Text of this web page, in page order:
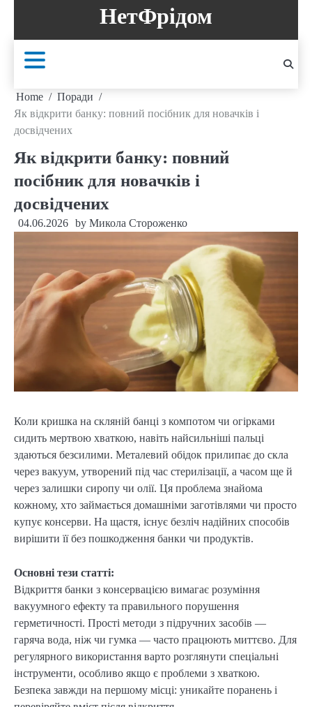
content
НетФрідом
Home
Поради
Як відкрити банку: повний посібник для новачків і
досвідчених
Як відкрити банку: повний
посібник для новачків і
досвідчених
04.06.2026 by Микола Стороженко
Коли кришка на скляній банці з компотом чи огірками
сидить мертвою хваткою, навіть найсильніші пальці
здаються безсилими. Металевий обідок прилипає до скла
через вакуум, утворений під час стерилізації, а часом ще й
через залишки сиропу чи олії. Ця проблема знайома
кожному, хто займається домашніми заготівлями чи просто
купує консерви. На щастя, існує безліч надійних способів
вирішити її без пошкодження банки чи продуктів.
Основні тези статті:
Відкриття банки з консервацією вимагає розуміння
вакуумного ефекту та правильного порушення
герметичності. Прості методи з підручних засобів —
гаряча вода, ніж чи гумка — часто працюють миттєво. Для
регулярного використання варто розглянути спеціальні
інструменти, особливо якщо є проблеми з хваткою.
Безпека завжди на першому місці: уникайте поранень і